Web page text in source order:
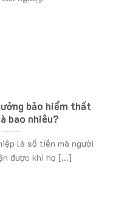
bảo hiểm thất
bao nhiêu?
là số tiền mà người
được khi họ [...]